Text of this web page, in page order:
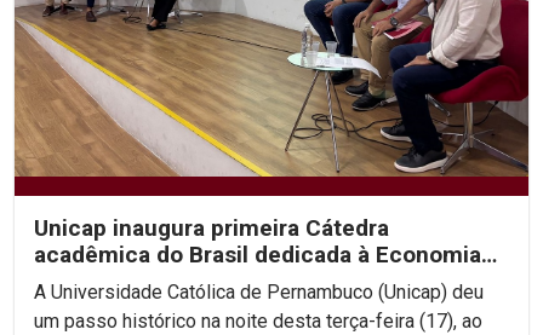
Unicap inaugura primeira Cátedra
acadêmica do Brasil dedicada à Economia
de Francisco e Clara
A Universidade Católica de Pernambuco (Unicap) deu
um passo histórico na noite desta terça-feira (17), ao